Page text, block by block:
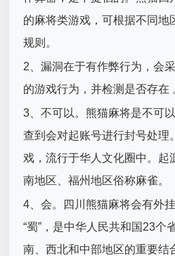
的麻将类游戏，可根据不同地
规则。
2、漏洞在于有作弊行为，会
的游戏行为，并检测是否存在
3、不可以。熊猫麻将是不可
查到会对起账号进行封号处理
戏，流行于华人文化圈中。起
南地区、福州地区俗称麻雀。
4、会。四川熊猫麻将会有外
“蜀”，是中华人民共和国23个
南、西北和中部地区的重要结